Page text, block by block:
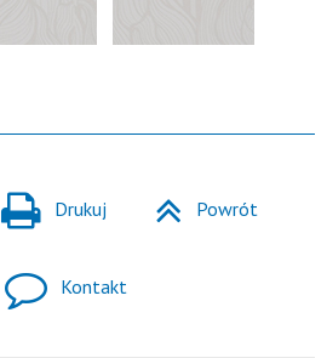
Drukuj Powrót
Kontakt